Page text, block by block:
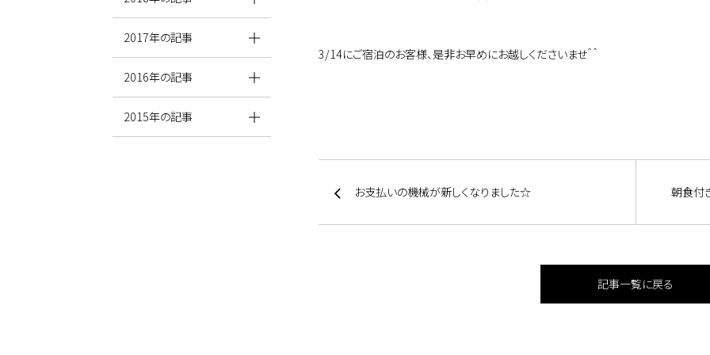
3/14にご宿泊のお客様、是非お早めにお越しくださいませ＾＾
お支払いの機械が新しくなりました☆ 朝食付
記事一覧に戻る
2017年の記事
2016年の記事
2015年の記事